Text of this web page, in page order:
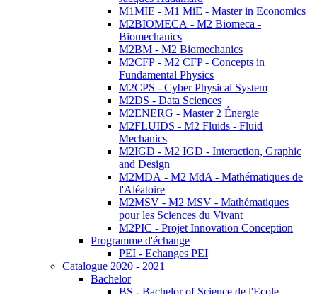
M1MIE - M1 MiE - Master in Economics
M2BIOMECA - M2 Biomeca -
Biomechanics
M2BM - M2 Biomechanics
M2CFP - M2 CFP - Concepts in
Fundamental Physics
M2CPS - Cyber Physical System
M2DS - Data Sciences
M2ENERG - Master 2 Énergie
M2FLUIDS - M2 Fluids - Fluid
Mechanics
M2IGD - M2 IGD - Interaction, Graphic
and Design
M2MDA - M2 MdA - Mathématiques de
l'Aléatoire
M2MSV - M2 MSV - Mathématiques
pour les Sciences du Vivant
M2PIC - Projet Innovation Conception
Programme d'échange
PEI - Echanges PEI
Catalogue 2020 - 2021
Bachelor
BS - Bachelor of Science de l'Ecole